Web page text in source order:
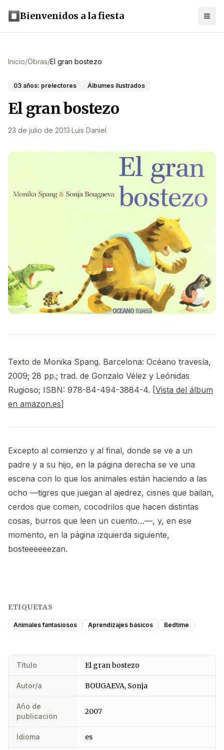
Bienvenidos a la fiesta
Inicio/Obras/El gran bostezo
03 años: prelectores Álbumes ilustrados
El gran bostezo
23 de julio de 2013·Luis Daniel
Texto de Monika Spang. Barcelona: Océano travesía,
2009; 28 pp.; trad. de Gonzalo Vélez y Leónidas
Rugioso; ISBN: 978-84-494-3884-4. [Vista del álbum
en amazon.es]
Excepto al comienzo y al final, donde se ve a un
padre y a su hijo, en la página derecha se ve una
escena con lo que los animales están haciendo a las
ocho —tigres que juegan al ajedrez, cisnes que bailan,
cerdos que comen, cocodrilos que hacen distintas
cosas, burros que leen un cuento…—, y, en ese
momento, en la página izquierda siguiente,
bosteeeeeezan.
ETIQUETAS
Animales fantasiosos Aprendizajes básicos Bedtime
Título El gran bostezo
Autor/a BOUGAEVA, Sonja
Año de
publicación
2007
Idioma es